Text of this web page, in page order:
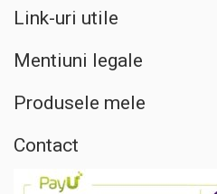
Link-uri utile
Mentiuni legale
Produsele mele
Contact